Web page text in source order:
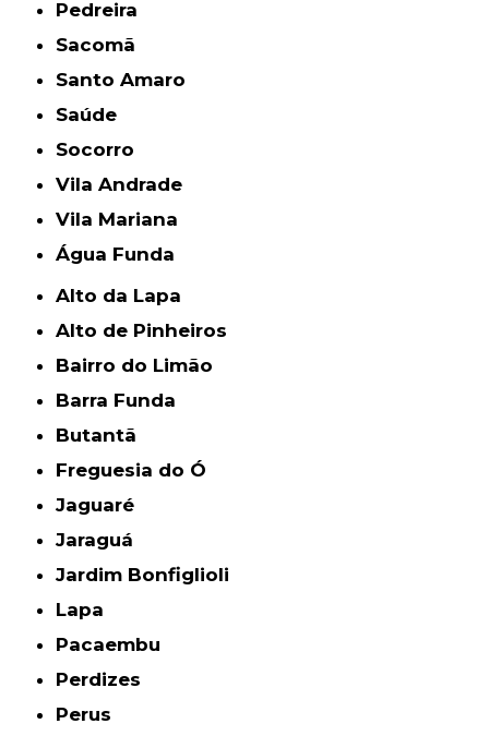
Pedreira
Sacomã
Santo Amaro
Saúde
Socorro
Vila Andrade
Vila Mariana
Água Funda
Alto da Lapa
Alto de Pinheiros
Bairro do Limão
Barra Funda
Butantã
Freguesia do Ó
Jaguaré
Jaraguá
Jardim Bonfiglioli
Lapa
Pacaembu
Perdizes
Perus